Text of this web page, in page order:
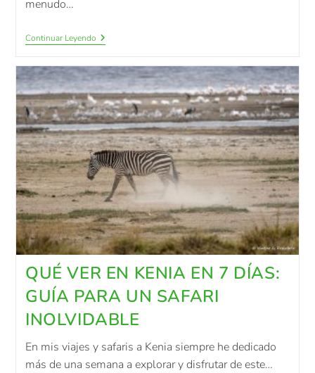
menudo…
Continuar Leyendo
QUÉ VER EN KENIA EN 7 DÍAS:
GUÍA PARA UN SAFARI
INOLVIDABLE
En mis viajes y safaris a Kenia siempre he dedicado
más de una semana a explorar y disfrutar de este…